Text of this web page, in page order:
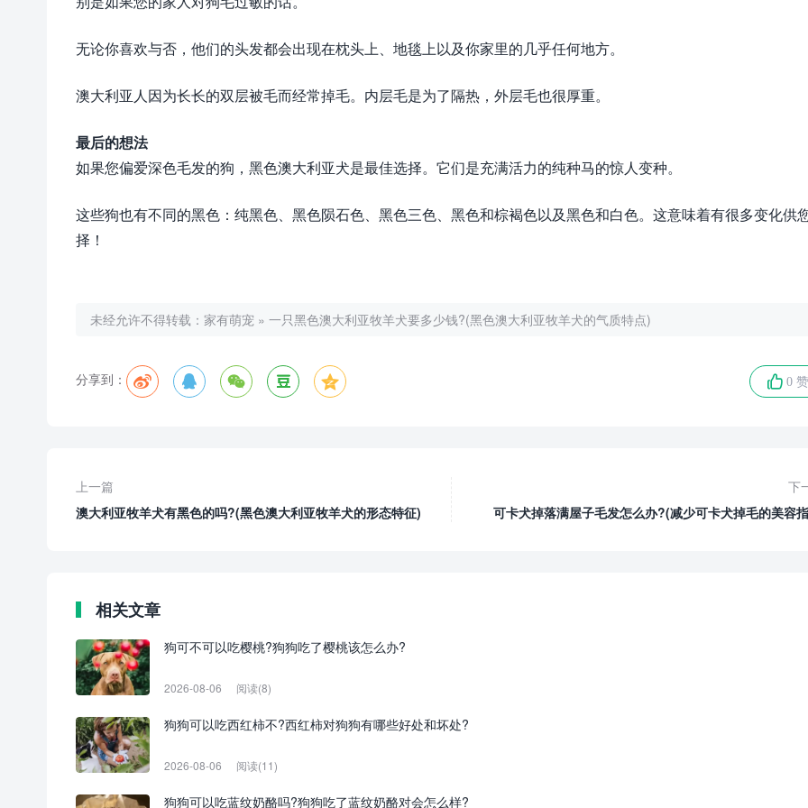
无论你喜欢与否，他们的头发都会出现在枕头上、地毯上以及你家里的几乎任何地方。
澳大利亚人因为长长的双层被毛而经常掉毛。内层毛是为了隔热，外层毛也很厚重。
最后的想法
如果您偏爱深色毛发的狗，黑色澳大利亚犬是最佳选择。它们是充满活力的纯种马的惊人变种。
这些狗也有不同的黑色：纯黑色、黑色陨石色、黑色三色、黑色和棕褐色以及黑色和白色。这意味着有很多变化供
择！
未经允许不得转载： 家有萌宠 » 一只黑色澳大利亚牧羊犬要多少钱?(黑色澳大利亚牧羊犬的气质特点)
分享到： 0 赞
上一篇
澳大利亚牧羊犬有黑色的吗?(黑色澳大利亚牧羊犬的形态特征)
下
可卡犬掉落满屋子毛发怎么办?(减少可卡犬掉毛的美容
相关文章
狗可不可以吃樱桃?狗狗吃了樱桃该怎么办?
2026-08-06 阅读(8)
狗狗可以吃西红柿不?西红柿对狗狗有哪些好处和坏处?
2026-08-06 阅读(11)
狗狗可以吃蓝纹奶酪吗?狗狗吃了蓝纹奶酪对会怎么样?